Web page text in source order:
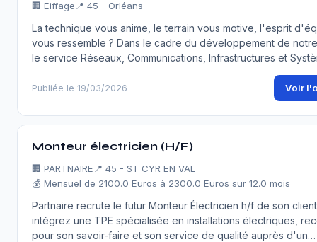
🏢 Eiffage 📍 45 - Orléans
La technique vous anime, le terrain vous motive, l'esprit
vous ressemble ? Dans le cadre du développement de
le service Réseaux, Communications, Infrastructures et
Publiée le 19/03/2026 Voir
Monteur électricien (H/F)
🏢 PARTNAIRE 📍 45 - ST CYR EN VAL
💰 Mensuel de 2100.0 Euros à 2300.0 Euros sur 12.0 mois
Partnaire recrute le futur Monteur Électricien h/f de son
intégrez une TPE spécialisée en installations électriques,
pour son savoir-faire et son service de qualité auprès d'un…